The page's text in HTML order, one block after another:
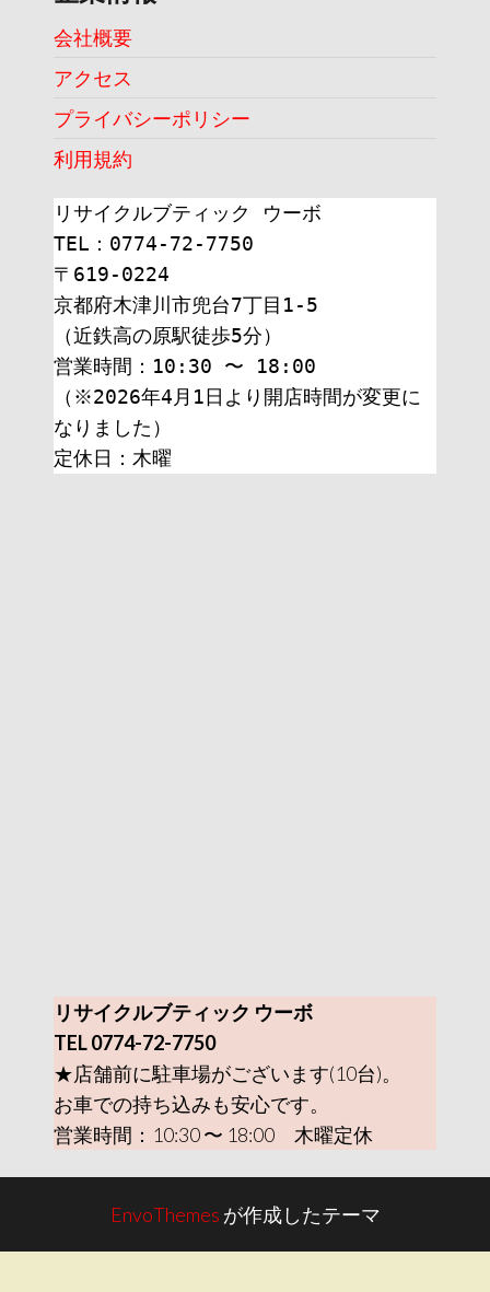
会社概要
アクセス
プライバシーポリシー
利用規約
リサイクルブティック ウーボ
TEL：0774-72-7750
〒619-0224
京都府木津川市兜台7丁目1-5
（近鉄高の原駅徒歩5分）
営業時間：10:30 〜 18:00
（※2026年4月1日より開店時間が変更に
なりました）
定休日：木曜
リサイクルブティック ウーボ
TEL 0774-72-7750
★店舗前に駐車場がございます(10台)。
お車での持ち込みも安心です。
営業時間：10:30 〜 18:00 木曜定休
EnvoThemes が作成したテーマ